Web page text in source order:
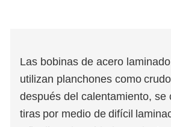
Las bobinas de acero
utilizan planchones como crudo
después del calentamiento, se
tiras por medio de difícil